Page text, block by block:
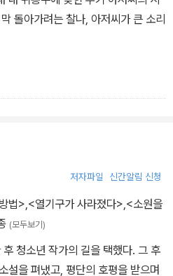
벗어나, 노스캐롤라이나를 벗어나,
다. 내가 상상할 수 있는 한 가장 먼
제야 내가 앞으로 할 일에 대한 확신
윌리를 훔쳐야만 한다. 무슨 수를
로를 위로했다.
다 행복해질 거야.’
돌아가려는 찰나, 아저씨가 큰 소리
데 듣고 싶냐?”
을 애써 흘려들으며 몸을 돌려 서둘
저자파일 신간알림 신청
법>,<열기구가 사라졌다>,<소원을
(모두보기)
청소년 작가의 길을 택했다. 그 후
설을 펴냈고, 평단의 호평을 받으며